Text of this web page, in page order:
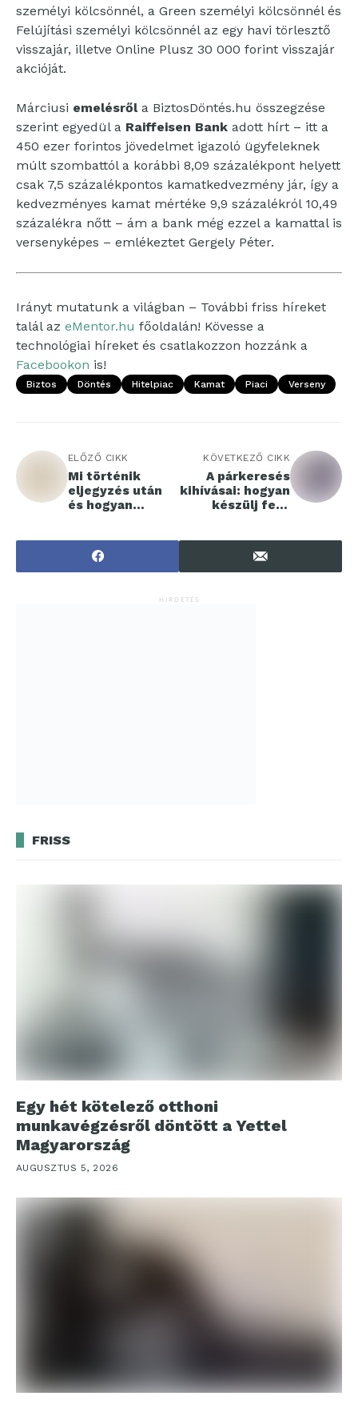
személyi kölcsönnél, a Green személyi kölcsönnél és
Felújítási személyi kölcsönnél az egy havi törlesztő
visszajár, illetve Online Plusz 30 000 forint visszajár
akcióját.
Márciusi emelésrőla BiztosDöntés.hu összegzése
szerint egyedül a Raiffeisen Bank adott hírt – itt a
450 ezer forintos jövedelmet igazoló ügyfeleknek
múlt szombattól a korábbi 8,09 százalékpont helyett
csak 7,5 százalékpontos kamatkedvezmény jár, így a
kedvezményes kamat mértéke 9,9 százalékról 10,49
százalékra nőtt – ám a bank még ezzel a kamattal is
versenyképes – emlékeztet Gergely Péter.
Irányt mutatunk a világban – További friss híreket
talál az eMentor.hu főoldalán! Kövesse a
technológiai híreket és csatlakozzon hozzánk a
Facebookon is!
Biztos Döntés Hitelpiac Kamat Piaci Verseny
ELŐZŐ CIKK
Mi történik
eljegyzés után
és hogyan
KÖVETKEZŐ CIKK
A párkeresés
kihívásai: hogyan
készülj fel a
HIRDETÉS
FRISS
Egy hét kötelező otthoni
munkavégzésről döntött a Yettel
Magyarország
AUGUSZTUS 5, 2026